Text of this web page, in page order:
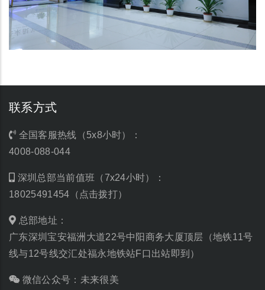
联系方式
全国客服热线（5x8小时）：
4008-088-044
深圳总部当前值班（7x24小时）：
18025491454（点击拨打）
总部地址：
广东深圳宝安福洲大道22号中阳商务大厦顶层（地铁11号
线与12号线交汇处福永地铁站F口出站即到）
微信公众号：未来很美